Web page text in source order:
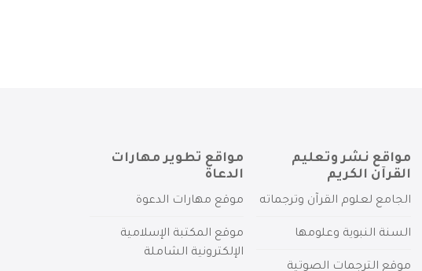
مواقع نشر وتعليم
القرآن الكريم
الجامع لعلوم القرآن وترجماته
السنة النبوية وعلومها
موقع الترجمات الصوتية
مواقع تطوير مهارات
الدعاة
موقع مهارات الدعوة
موقع المكتبة الإسلامية
الإلكترونية الشاملة